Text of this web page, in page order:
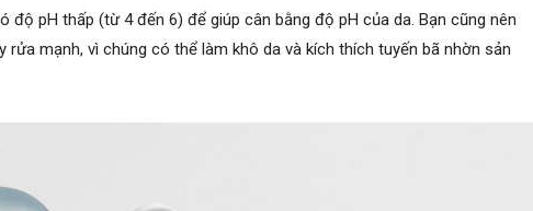
độ pH thấp (từ 4 đến 6) để giúp cân bằng độ pH của da. Bạn cũng nên
mạnh, vì chúng có thể làm khô da và kích thích tuyến bã nhờn sản